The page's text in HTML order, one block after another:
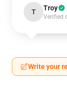
T Troy
Verified
Write your